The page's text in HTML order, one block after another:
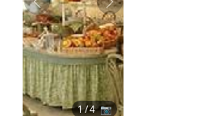
Zurück Weiter
1/ 4 📷